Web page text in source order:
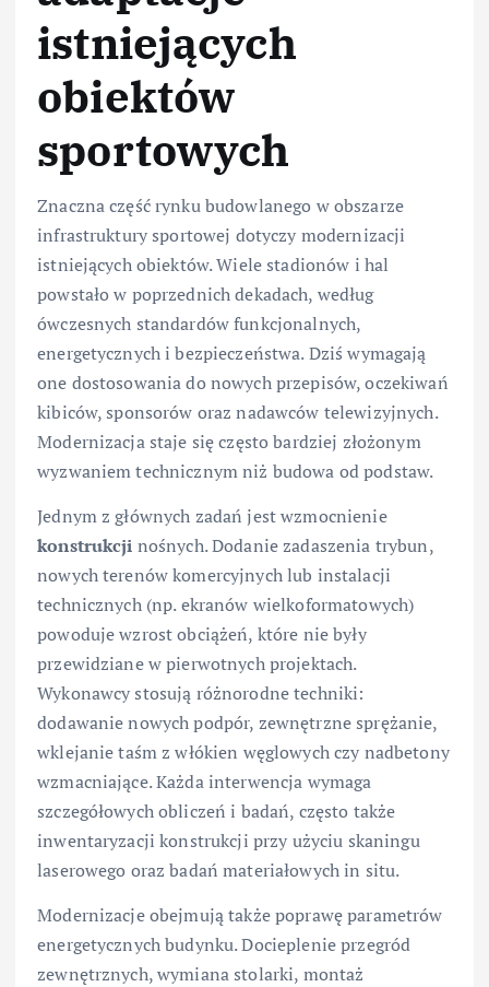
istniejących
obiektów
sportowych
Znaczna część rynku budowlanego w obszarze
infrastruktury sportowej dotyczy modernizacji
istniejących obiektów. Wiele stadionów i hal
powstało w poprzednich dekadach, według
ówczesnych standardów funkcjonalnych,
energetycznych i bezpieczeństwa. Dziś wymagają
one dostosowania do nowych przepisów, oczekiwań
kibiców, sponsorów oraz nadawców telewizyjnych.
Modernizacja staje się często bardziej złożonym
wyzwaniem technicznym niż budowa od podstaw.
Jednym z głównych zadań jest wzmocnienie
konstrukcji nośnych. Dodanie zadaszenia trybun,
nowych terenów komercyjnych lub instalacji
technicznych (np. ekranów wielkoformatowych)
powoduje wzrost obciążeń, które nie były
przewidziane w pierwotnych projektach.
Wykonawcy stosują różnorodne techniki:
dodawanie nowych podpór, zewnętrzne sprężanie,
wklejanie taśm z włókien węglowych czy nadbetony
wzmacniające. Każda interwencja wymaga
szczegółowych obliczeń i badań, często także
inwentaryzacji konstrukcji przy użyciu skaningu
laserowego oraz badań materiałowych in situ.
Modernizacje obejmują także poprawę parametrów
energetycznych budynku. Docieplenie przegród
zewnętrznych, wymiana stolarki, montaż